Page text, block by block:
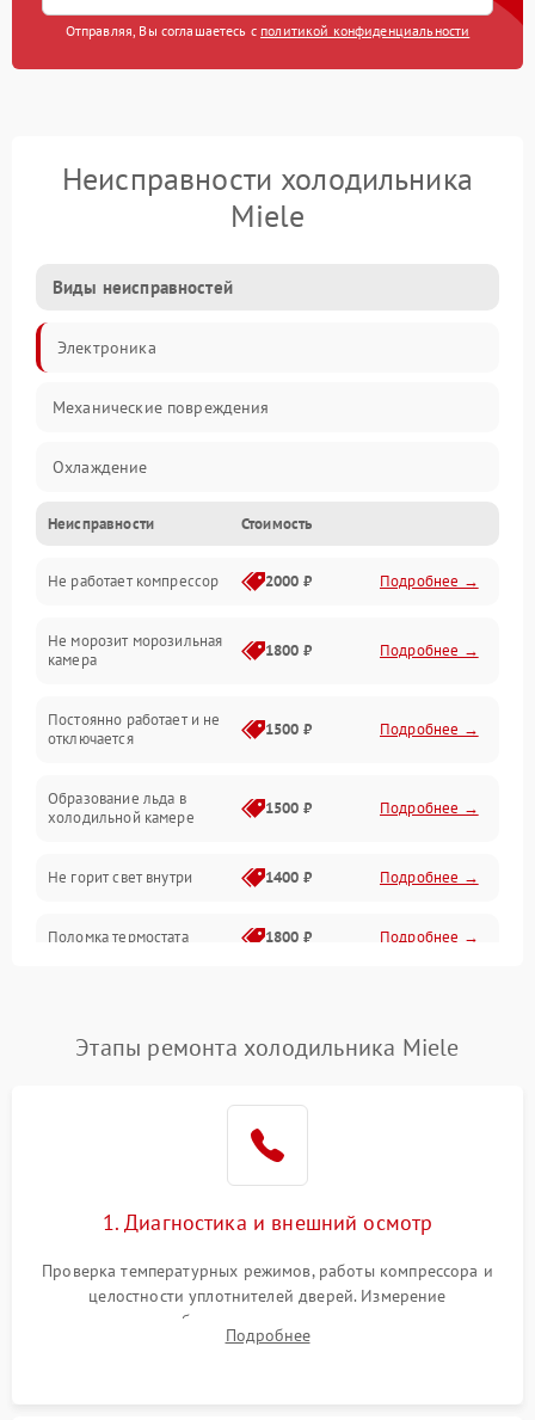
Отправляя, Вы соглашаетесь с политикой конфиденциальности
Неисправности холодильника
Miele
Виды неисправностей
Электроника
Механические повреждения
Охлаждение
Механика
Электропитание
Дренаж
Неисправности Стоимость
Не работает компрессор 2000 ₽ Подробнее →
Не морозит морозильная
камера
1800 ₽ Подробнее →
Постоянно работает и не
отключается
1500 ₽ Подробнее →
Образование льда в
холодильной камере
1500 ₽ Подробнее →
Не горит свет внутри 1400 ₽ Подробнее →
Поломка термостата 1800 ₽ Подробнее →
Поломка системы No Frost 2600 ₽ Подробнее →
работе
2000 ₽ Подробнее →
1000 ₽
Этапы ремонта холодильника Miele
1. Диагностика и внешний осмотр
Проверка температурных режимов, работы компрессора и
целостности уплотнителей дверей. Измерение
сопротивления обмоток мотора, проверка термостата и
считывание кодов ошибок с электронного дисплея.
Подробнее